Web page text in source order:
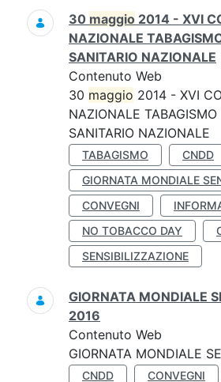
Ricerca
30 maggio 2014 - XVI
NAZIONALE
SANITARIO NAZIONALE
Contenuto Web
30 maggio 2014 - XVI
NAZIONALE TABAGISMO
SANITARIO NAZIONALE
TABAGISMO
CNDD
GIORNATA MONDIALE
CONVEGNI
NO TOBACCO DAY
SENSIBILIZZAZIONE
GIORNATA MONDIALE
2016
Contenuto Web
GIORNATA MONDIALE
CNDD
CONVEGNI